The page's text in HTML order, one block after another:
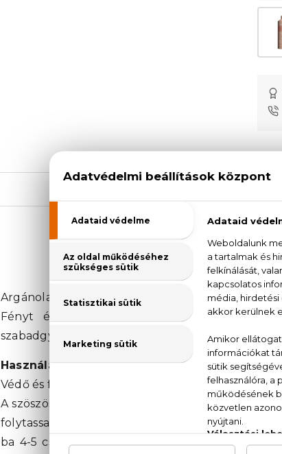
Echosline
Argánolaj, lenmag és hidrolizált szójafehérje
Fényt és könnyedséget kölcsönöz a
szabadgyökök, nehézfémek és pollenek).
Használat:
Védő és fényes hatás érdekében: vigyen fel
A szöszöszödés ellen és a kondícionáló hatás
folytassa a szárítással és a formázással. A
ba 4-5 cseppet, keverje össze és vigye fel